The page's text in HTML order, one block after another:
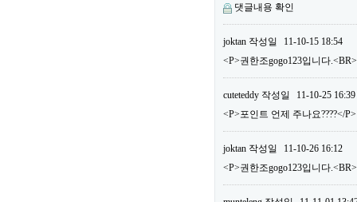
댓글내용 확인
joktan 작성일
11-10-15 18:54
<P>권한조gogo123입니다
cuteteddy 작성일
11-10-25 16:39
<P>포인트 언제 주나요????</P>
joktan 작성일
11-10-26 16:12
<P>권한조gogo123입니다